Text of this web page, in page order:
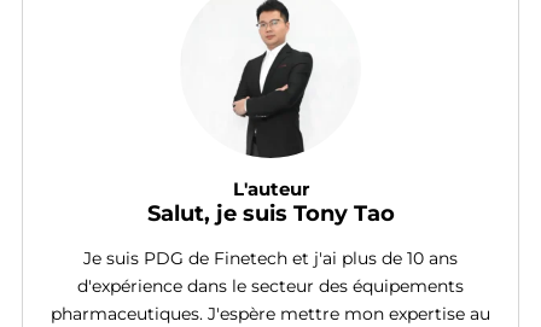
L'auteur
Salut, je suis Tony Tao
Je suis PDG de Finetech et j'ai plus de 10 ans
d'expérience dans le secteur des équipements
pharmaceutiques. J'espère mettre mon expertise au